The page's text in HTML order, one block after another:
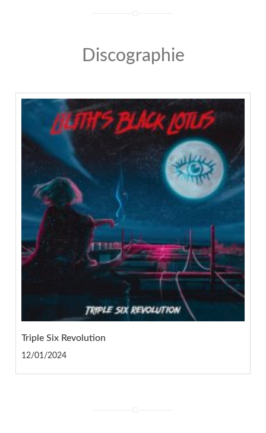
Discographie
Triple Six Revolution
12/01/2024